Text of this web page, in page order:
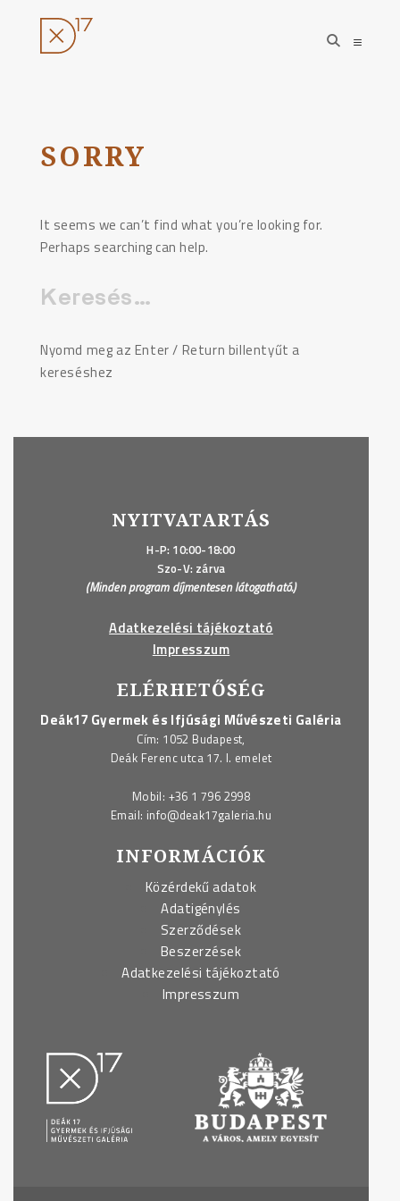
tartalomhoz
open
search
open
SORRY
It seems we can’t find what you’re looking for.
Perhaps searching can help.
Keresés:
Nyomd meg az Enter / Return billentyűt a
kereséshez
NYITVATARTÁS
H-P: 10:00-18:00
Szo-V: zárva
(Minden program díjmentesen látogatható.)
Adatkezelési tájékoztató
Impresszum
ELÉRHETŐSÉG
Deák17 Gyermek és Ifjúsági Művészeti Galéria
Cím: 1052 Budapest,
Deák Ferenc utca 17. I. emelet
Mobil: +36 1 796 2998
Email: info@deak17galeria.hu
INFORMÁCIÓK
Közérdekű adatok
Adatigénylés
Szerződések
Beszerzések
Adatkezelési tájékoztató
Impresszum